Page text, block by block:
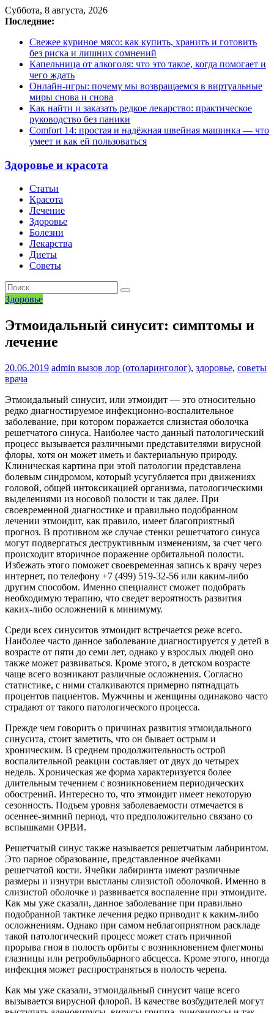
Суббота, 8 августа, 2026
Последние:
Свежее куриное мясо: как купить, хранить и готовить
без риска и лишних сомнений
Капельница от алкоголя: что это такое, когда помогает и
чего ждать
Онлайн-игры: почему мы возвращаемся в виртуальные
миры снова и снова
Как найти и заказать редкое лекарство: практическое
руководство без паники
Comfort 14: простая и надёжная швейная машинка — что
умеет и как ей пользоваться
Здоровье и красота
Статьи
Красота
Лечение
Здоровье
Болезни
Лекарства
Диеты
Советы
Здоровье
Этмоидальный синусит: симптомы и
лечение
20.06.2019 admin вызов лор (отоларинголог), здоровье, советы
врача
Этмоидальный синусит, или этмоидит — это относительно
редко диагностируемое инфекционно-воспалительное
заболевание, при котором поражается слизистая оболочка
решетчатого синуса. Наиболее часто данный патологический
процесс вызывается различными представителями вирусной
флоры, хотя он может иметь и бактериальную природу.
Клиническая картина при этой патологии представлена
болевым синдромом, который усугубляется при движениях
головой, общей интоксикацией организма, патологическими
выделениями из носовой полости и так далее. При
своевременной диагностике и правильно подобранном
лечении этмоидит, как правило, имеет благоприятный
прогноз. В противном же случае стенки решетчатого синуса
могут подвергаться деструктивным изменениям, за счет чего
происходит вторичное поражение орбитальной полости.
Избежать этого поможет своевременная запись к врачу​ через
интернет, по телефону​ +7 (499) 519-32-56 или каким-либо
другим способом. Именно специалист сможет подобрать
необходимую терапию, что сведет вероятность развития
каких-либо осложнений к минимуму.
Среди всех синуситов этмоидит встречается реже всего.
Наиболее часто данное заболевание диагностируется у детей в
возрасте от пяти до семи лет, однако у взрослых людей оно
также может развиваться. Кроме этого, в детском возрасте
чаще всего возникают различные осложнения. Согласно
статистике, с ними сталкиваются примерно пятнадцать
процентов пациентов. Мужчины и женщины одинаково часто
страдают от такого патологического процесса.
Прежде чем говорить о причинах развития этмоидального
синусита, стоит заметить, что он бывает острым и
хроническим. В среднем продолжительность острой
воспалительной реакции составляет от двух до четырех
недель. Хроническая же форма характеризуется более
длительным течением с возникновением периодических
обострений. Интересно то, что этмоидит имеет некоторую
сезонность. Подъем уровня заболеваемости отмечается в
осеннее-зимний период, что предположительно связано со
вспышками ОРВИ.
Решетчатый синус также называется решетчатым лабиринтом.
Это парное образование, представленное ячейками
решетчатой кости. Ячейки лабиринта имеют различные
размеры и изнутри выстланы слизистой оболочкой. Именно в
слизистой оболочке и развивается воспаление при этмоидите.
Как мы уже сказали, данное заболевание при правильно
подобранной тактике лечения редко приводит к каким-либо
осложнениям. Однако при самом неблагоприятном раскладе
такой патологический процесс может стать причиной
прорыва гноя в полость орбиты с возникновением флегмоны
глазницы или ретробульбарного абсцесса. Кроме этого, иногда
инфекция может распространяться в полость черепа.
Как мы уже сказали, этмоидальный синусит чаще всего
вызывается вирусной флорой. В качестве возбудителей могут